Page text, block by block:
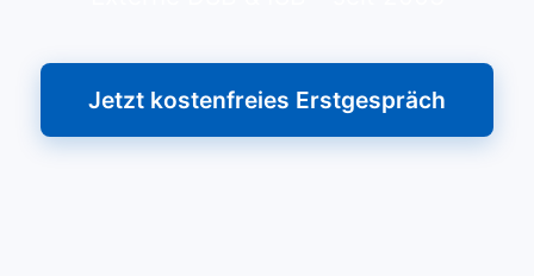
Jetzt kostenfreies Erstgespräch